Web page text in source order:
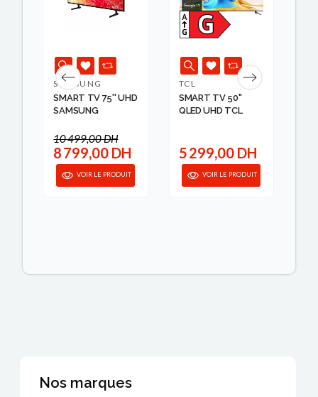
SAMSUNG
SMART TV 75'' UHD
SAMSUNG
10 499,00 DH
8 799,00 DH
VOIR LE PRODUIT
TCL
SMART TV 50''
QLED UHD TCL
5 299,00 DH
VOIR LE PRODUIT
Nos marques